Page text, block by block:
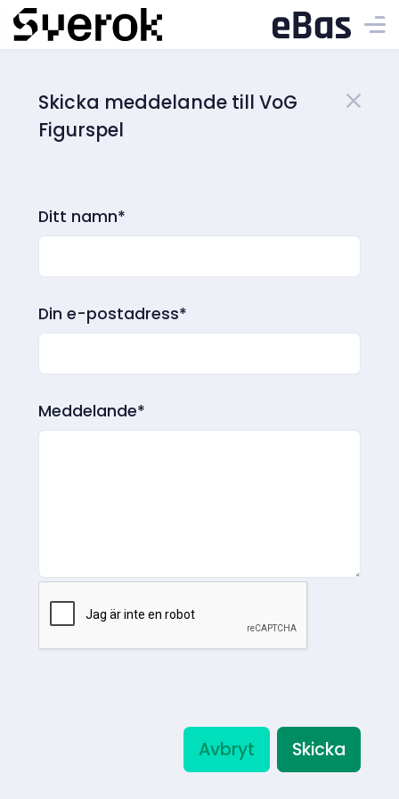
Skicka meddelande till VoG
Figurspel
Ditt namn*
Din e-postadress*
Meddelande*
Avbryt